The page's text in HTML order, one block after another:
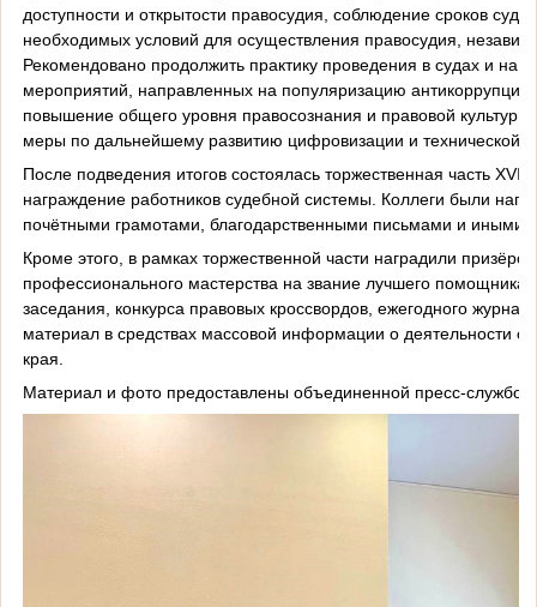
доступности и открытости правосудия, соблюдение сроков
необходимых условий для осуществления правосудия,
Рекомендовано продолжить практику проведения в судах и на
мероприятий, направленных на популяризацию
повышение общего уровня правосознания и правовой
меры по дальнейшему развитию цифровизации и технической
После подведения итогов состоялась торжественная часть
награждение работников судебной системы. Коллеги были
почётными грамотами, благодарственными письмами и иными
Кроме этого, в рамках торжественной части наградили
профессионального мастерства на звание лучшего помощника
заседания, конкурса правовых кроссвордов, ежегодного
материал в средствах массовой информации о деятельности
края.
Материал и фото предоставлены объединенной пресс-службой